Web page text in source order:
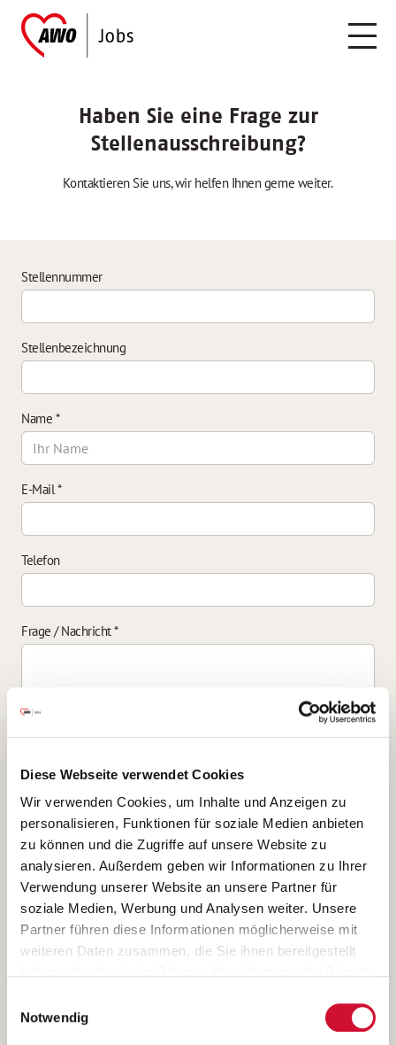
Diese Webseite verwendet Cookies
Wir verwenden Cookies, um Inhalte und Anzeigen zu
personalisieren, Funktionen für soziale Medien anbieten
zu können und die Zugriffe auf unsere Website zu
analysieren. Außerdem geben wir Informationen zu Ihrer
Verwendung unserer Website an unsere Partner für
soziale Medien, Werbung und Analysen weiter. Unsere
Partner führen diese Informationen möglicherweise mit
weiteren Daten zusammen, die Sie ihnen bereitgestellt
Wenn Sie auf „Cookies zulassen“ klicken, so stimmen
Sie der Speicherung sämtlicher Cookies zu. Sie können
Notwendig
Haben Sie eine Frage zur
Stellenausschreibung?
Kontaktieren Sie uns, wir helfen Ihnen gerne weiter.
Stellennummer
Stellenbezeichnung
Name *
E-Mail*
Telefon
Frage / Nachricht*
Ich bin damit einverstanden, dass meine personenbezogenen Daten
ausschließlich zum Zweck der Durchführung der Kontaktanfrage
verarbeitet, auf IT- Systemen der Garitz Bewirtschaftungsbetriebe
GmbH, Heinrich-von-Kleist-Straße 2, 97688 Bad Kissingen
(Betreiber) gespeichert und an die für das Stellenangebot
verantwortliche Stelle zur Kontaktaufnahme weitergegeben
werden.
Diese Einwilligungserklärung kann ich jederzeit gegenüber dem
Weitere Details können Sie der
entnehmen.